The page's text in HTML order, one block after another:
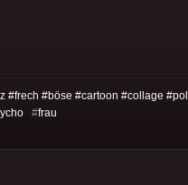
#frech #böse #cartoon #collage
#frau